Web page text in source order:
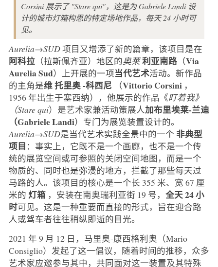
Corsini 展示了 "Stare qui"，这是为 Gabriele Landi 设
计的城市灯箱构思的特定场地作品，每天 24 小时可
见。
Aurelia→SUD项目又增添了新的篇章，该项目是在
阿科拉（拉斯佩齐亚）地区的奥莱利亚南路（Via
Aurelia Sud）上开展的一项当代艺术活动。新作品
的主角是维托里奥-科西尼 （Vittorio Corsini ，
1956 年出生于塞西纳），他展示的作品《盯着我》
（Stare qui）是艺术家兼活动策展人加布里埃莱-兰迪
（Gabriele Landi）专门为展览装置设计的。
Aurelia→SUD是当代艺术实践全景中的一个 非典型
项目 ：事实上，它既不是一个画廊，也不是一个传
统的展览空间或可参照的关闭空间地图，而是一个
物质的、同时也是弥漫的地方，拦截了那些每天过
马路的人。该项目的核心是一个长 355 米、宽 67 厘
米的 灯箱 ，安装在南奥瑞利亚街 19 号， 全天 24 小
时可见。这是一种重要而直接的形式，旨在迎合路
人或驾车者往往稍纵即逝的目光。
2021 年 9 月 12 日，马里奥-康西格利奥（Mario
Consiglio）发起了这一倡议，随着时间的推移，众多
艺术家应邀参与其中，共同面对这一装置及其特殊